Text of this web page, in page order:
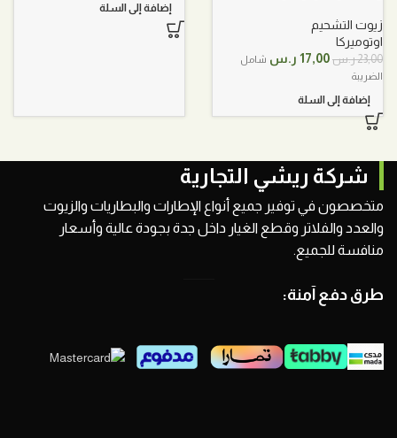
زيوت التشحيم
اوتوميركا
23,00ر.س السعر
23,00 ر.س.
17,00 ر.س السعر
شامل
الضريبة
إضافة إلى السلة
95,00 ر.س.
إضافة إلى السلة
شركة ريشي التجارية
متخصصون في توفير جميع أنواع الإطارات والبطاريات والزيوت
والعدد والفلاتر وقطع الغيار داخل جدة بجودة عالية وأسعار
منافسة للجميع.
طرق دفع آمنة: